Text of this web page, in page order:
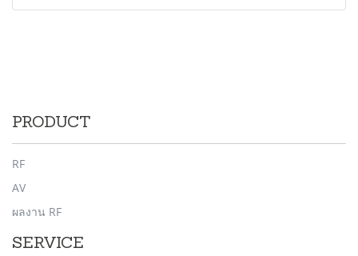
PRODUCT
RF
AV
ผลงาน RF
SERVICE